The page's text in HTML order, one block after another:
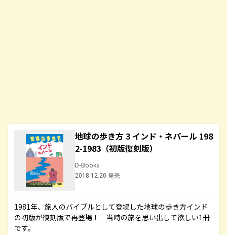
地球の歩き方 3 インド・ネパール 198
2-1983（初版復刻版）
D-Books
2018.12.20 発売
1981年、旅人のバイブルとして登場した地球の歩き方インド
の初版が復刻版で再登場！ 当時の旅を思い出して欲しい1冊
です。